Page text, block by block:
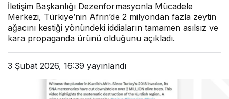
İletişim Başkanlığı Dezenformasyonla Mücadele
Merkezi, Türkiye’nin Afrin’de 2 milyondan fazla zeytin
ağacını kestiği yönündeki iddiaların tamamen asılsız ve
kara propaganda ürünü olduğunu açıkladı.
3 Şubat 2026, 16:39 yayınlandı